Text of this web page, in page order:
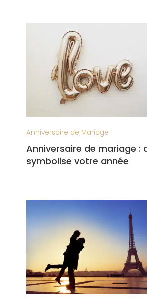
Anniversaire de Mariage
Anniversaire de mariage :
symbolise votre année